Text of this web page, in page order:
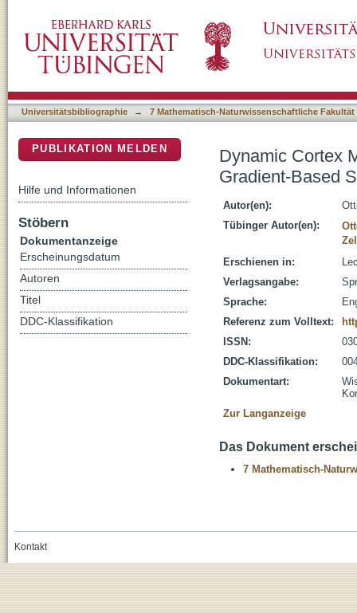
Learning
Universitätsbibliographie → 7 Mathematisch-Naturwissenschaftliche Fakultät
Dynamic Cortex
Gradient-Based
Autor(en):
Tübinger Autor(en):
Erschienen in:
Verlagsangabe:
Sprache:
Referenz zum Volltext:
ISSN:
DDC-Klassifikation:
Dokumentart:
Zur Langanzeige
Das Dokument
7 Mathematisch-
PUBLIKATION MELDEN
Hilfe und Informationen
Stöbern
Dokumentanzeige
Erscheinungsdatum
Autoren
Titel
DDC-Klassifikation
Kontakt